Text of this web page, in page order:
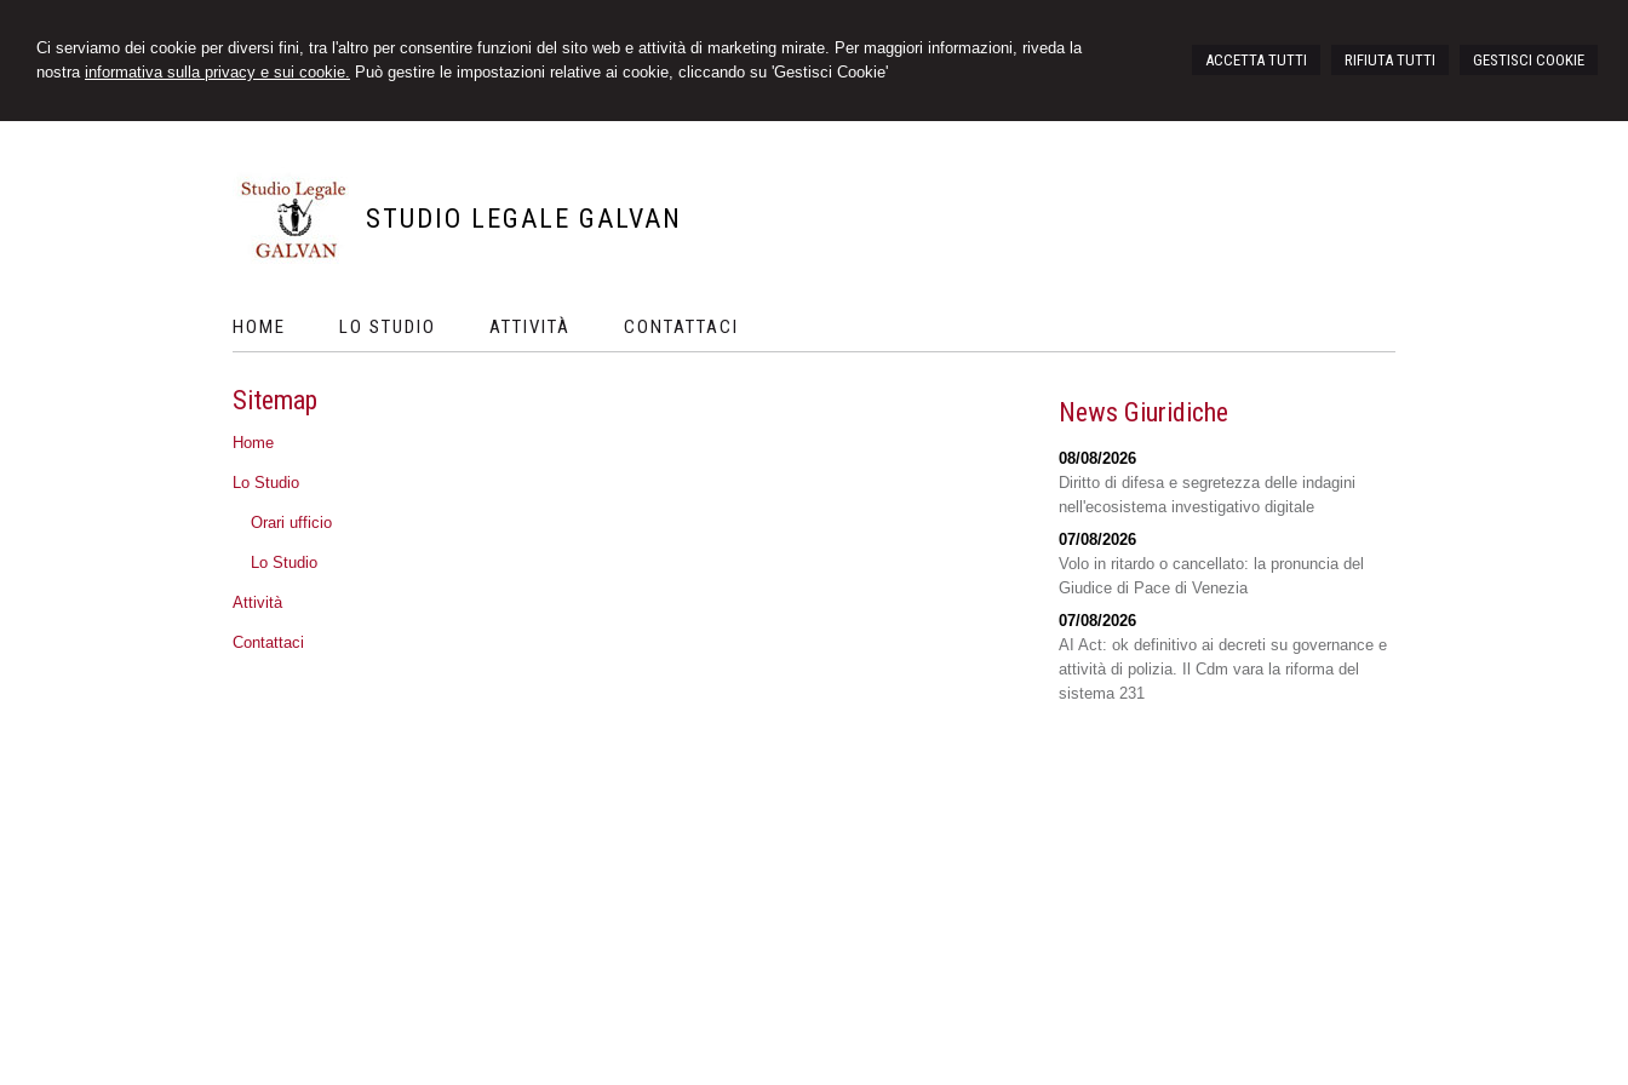
Ci serviamo dei cookie per diversi fini, tra l'altro per consentire funzioni del sito web e attività di marketing mirate. Per maggiori informazioni, riveda la
nostra informativa sulla privacy e sui cookie. Può gestire le impostazioni relative ai cookie, cliccando su 'Gestisci Cookie'
ACCETTA TUTTI RIFIUTA TUTTI GESTISCI COOKIE
STUDIO LEGALE GALVAN
HOME LO STUDIO ATTIVITÀ CONTATTACI
Sitemap
Home
Lo Studio
Orari ufficio
Lo Studio
Attività
Contattaci
News Giuridiche
08/08/2026
Diritto di difesa e segretezza delle indagini
nell'ecosistema investigativo digitale
07/08/2026
Volo in ritardo o cancellato: la pronuncia del
Giudice di Pace di Venezia
07/08/2026
AI Act: ok definitivo ai decreti su governance e
attività di polizia. Il Cdm vara la riforma del
sistema 231